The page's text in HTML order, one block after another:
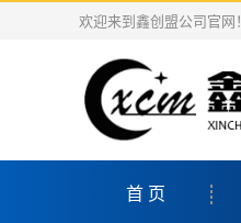
欢迎来到鑫创盟公司官网
首 页